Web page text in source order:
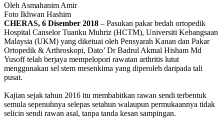
Oleh Asmahanim Amir
Foto Ikhwan Hashim
CHERAS, 6 Disember 2018 – Pasukan pakar bedah ortopedik
Hospital Canselor Tuanku Muhriz (HCTM), Universiti Kebangsaan
Malaysia (UKM) yang diketuai oleh Pensyarah Kanan dan Pakar
Ortopedik & Arthroskopi, Dato’ Dr Badrul Akmal Hisham Md
Yusoff telah berjaya mempelopori rawatan arthritis lutut
menggunakan sel stem mesenkima yang diperoleh daripada tali
pusat.
Kajian sejak tahun 2016 itu membabitkan rawan sendi terbentuk
semula sepenuhnya selepas setahun walaupun permukaannya tidak
selicin sendi rawan asal, tanpa tanda kesan sampingan.